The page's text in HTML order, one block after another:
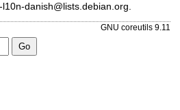
l10n-danish@lists.debian.org.
GNU coreutils 9.11